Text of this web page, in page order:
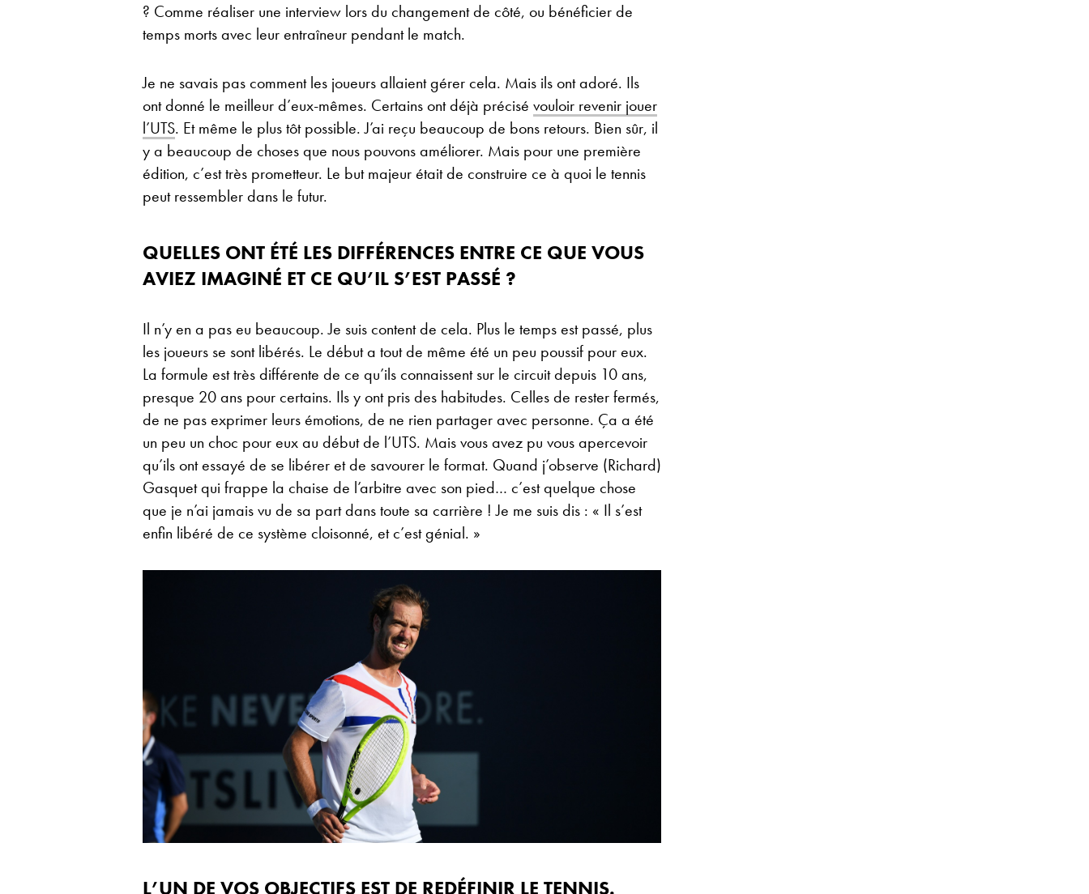
? Comme réaliser une interview lors du changement de côté, ou bénéficier de
temps morts avec leur entraîneur pendant le match.
Je ne savais pas comment les joueurs allaient gérer cela. Mais ils ont adoré. Ils
ont donné le meilleur d’eux-mêmes. Certains ont déjà précisé vouloir revenir jouer
l’UTS. Et même le plus tôt possible. J’ai reçu beaucoup de bons retours. Bien sûr, il
y a beaucoup de choses que nous pouvons améliorer. Mais pour une première
édition, c’est très prometteur. Le but majeur était de construire ce à quoi le tennis
peut ressembler dans le futur.
QUELLES ONT ÉTÉ LES DIFFÉRENCES ENTRE CE QUE VOUS
AVIEZ IMAGINÉ ET CE QU’IL S’EST PASSÉ ?
Il n’y en a pas eu beaucoup. Je suis content de cela. Plus le temps est passé, plus
les joueurs se sont libérés. Le début a tout de même été un peu poussif pour eux.
La formule est très différente de ce qu’ils connaissent sur le circuit depuis 10 ans,
presque 20 ans pour certains. Ils y ont pris des habitudes. Celles de rester fermés,
de ne pas exprimer leurs émotions, de ne rien partager avec personne. Ça a été
un peu un choc pour eux au début de l’UTS. Mais vous avez pu vous apercevoir
qu’ils ont essayé de se libérer et de savourer le format. Quand j’observe (Richard)
Gasquet qui frappe la chaise de l’arbitre avec son pied… c’est quelque chose
que je n’ai jamais vu de sa part dans toute sa carrière ! Je me suis dis : « Il s’est
enfin libéré de ce système cloisonné, et c’est génial. »
L’UN DE VOS OBJECTIFS EST DE REDÉFINIR LE TENNIS.